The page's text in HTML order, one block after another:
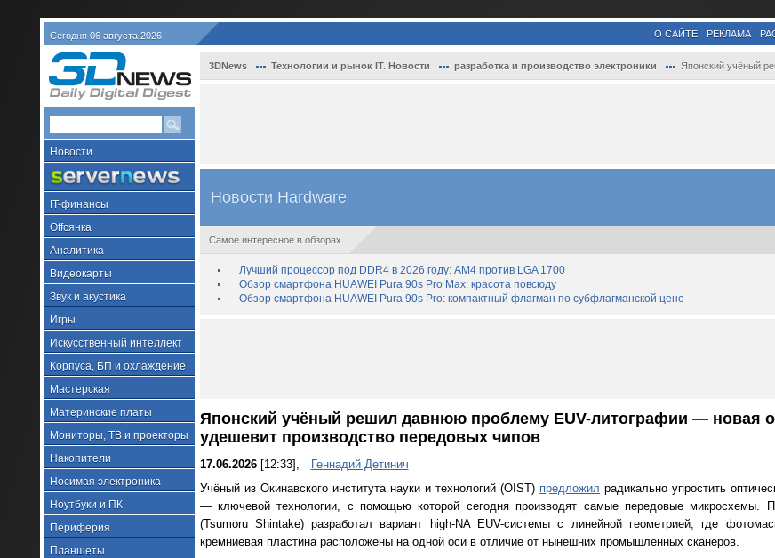
Сегодня 06 августа 2026 О САЙТЕ РЕКЛАМА
Новости
IT-финансы
Offсянка
Аналитика
Видеокарты
Звук и акустика
Игры
Искусственный интеллект
Корпуса, БП и охлаждение
Мастерская
Материнские платы
Мониторы, ТВ и проекторы
Накопители
Носимая электроника
Ноутбуки и ПК
Периферия
Планшеты
3DNews Технологии и рынок IT. Новости разработка и производство электроники Японский учёный решил давнюю
Новости Hardware
Самое интересное в обзорах
Лучший процессор под DDR4 в 2026 году: AM4 против LGA 1700
Обзор смартфона HUAWEI Pura 90s Pro Max: красота повсюду
Обзор смартфона HUAWEI Pura 90s Pro: компактный флагман по субфлагманской цене
Японский учёный решил давнюю проблему EUV-литографии — новая
удешевит производство передовых чипов
17.06.2026[12:33],
Геннадий Детинич
Учёный из Окинавского института науки и технологий (OIST) предложил радикально упростить
— ключевой технологии, с помощью которой сегодня производят самые передовые микросхемы.
(Tsumoru Shintake) разработал вариант high-NA EUV-системы с линейной геометрией, где
кремниевая пластина расположены на одной оси в отличие от нынешних промышленных сканеров.